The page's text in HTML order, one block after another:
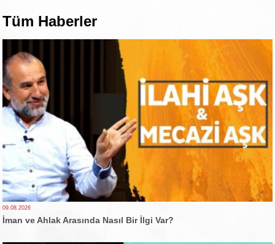
Tüm Haberler
09.08.2026
İman ve Ahlak Arasında Nasıl Bir İlgi Var?